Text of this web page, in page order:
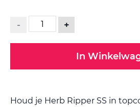
- +
In
Houd je Herb Ripper SS in